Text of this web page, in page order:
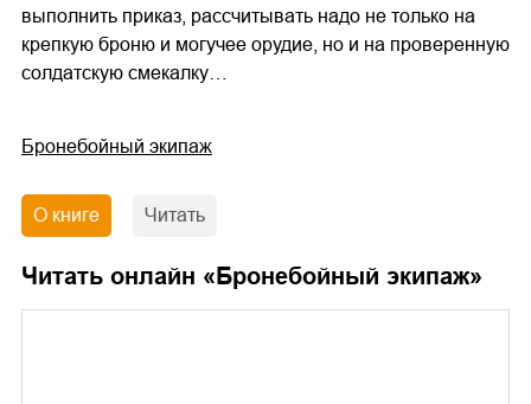
выполнить приказ, рассчитывать надо не только на
крепкую броню и могучее орудие, но и на проверенную
солдатскую смекалку…
Бронебойный экипаж
О книге Читать
Читать онлайн « Бронебойный экипаж»